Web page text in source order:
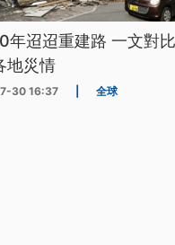
年迢迢重建路 一文對
地災情
30 16:37 全球